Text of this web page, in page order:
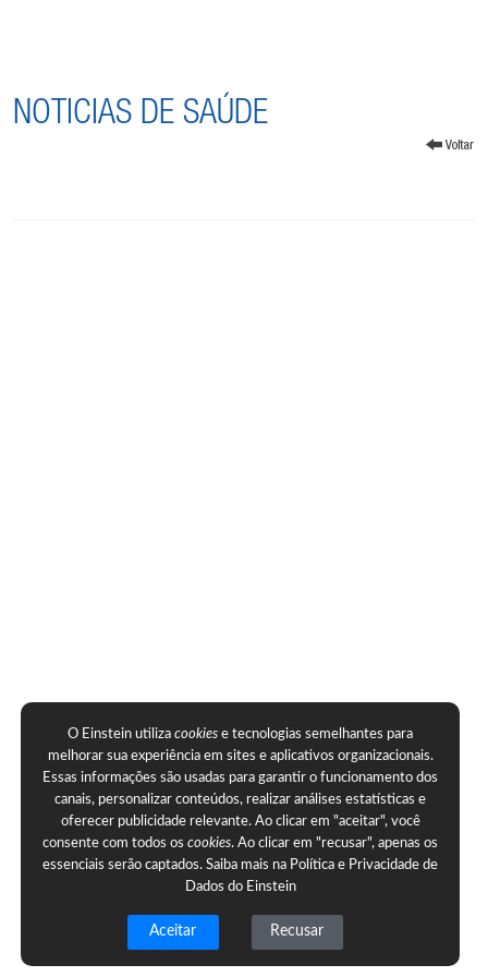
NOTICIAS DE SAÚDE
O Einstein utilizacookies e tecnologias semelhantes para
melhorar sua experiência em sites e aplicativos organizacionais.
Essas informações são usadas para garantir o funcionamento dos
canais, personalizar conteúdos, realizar análises estatísticas e
oferecer publicidade relevante. Ao clicar em "aceitar", você
consente com todos oscookies. Ao clicar em "recusar", apenas os
essenciais serão captados. Saiba mais na Política e Privacidade de
Dados do Einstein
Aceitar Recusar